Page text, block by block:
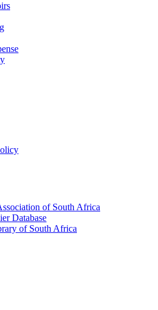
of South Africa
Database
of South Africa